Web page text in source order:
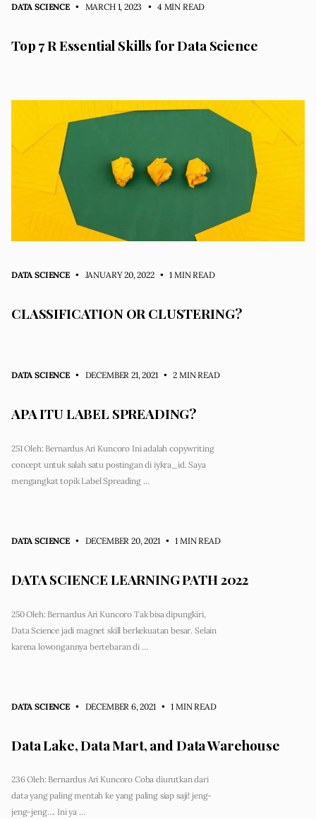
DATA SCIENCE • MARCH 1, 2023 • 4 MIN READ
Top 7 R Essential Skills for Data Science
DATA SCIENCE • JANUARY 20, 2022 • 1 MIN READ
CLASSIFICATION OR CLUSTERING?
DATA SCIENCE • DECEMBER 21, 2021 • 2 MIN READ
APA ITU LABEL SPREADING?
251 Oleh: Bernardus Ari Kuncoro Ini adalah copywriting
concept untuk salah satu postingan di iykra_id. Saya
mengangkat topik Label Spreading …
DATA SCIENCE • DECEMBER 20, 2021 • 1 MIN READ
DATA SCIENCE LEARNING PATH 2022
250 Oleh: Bernardus Ari Kuncoro Tak bisa dipungkiri,
Data Science jadi magnet skill berkekuatan besar. Selain
karena lowongannya bertebaran di …
DATA SCIENCE • DECEMBER 6, 2021 • 1 MIN READ
Data Lake, Data Mart, and Data Warehouse
236 Oleh: Bernardus Ari Kuncoro Coba diurutkan dari
data yang paling mentah ke yang paling siap saji! jeng-
jeng-jeng…. Ini ya …